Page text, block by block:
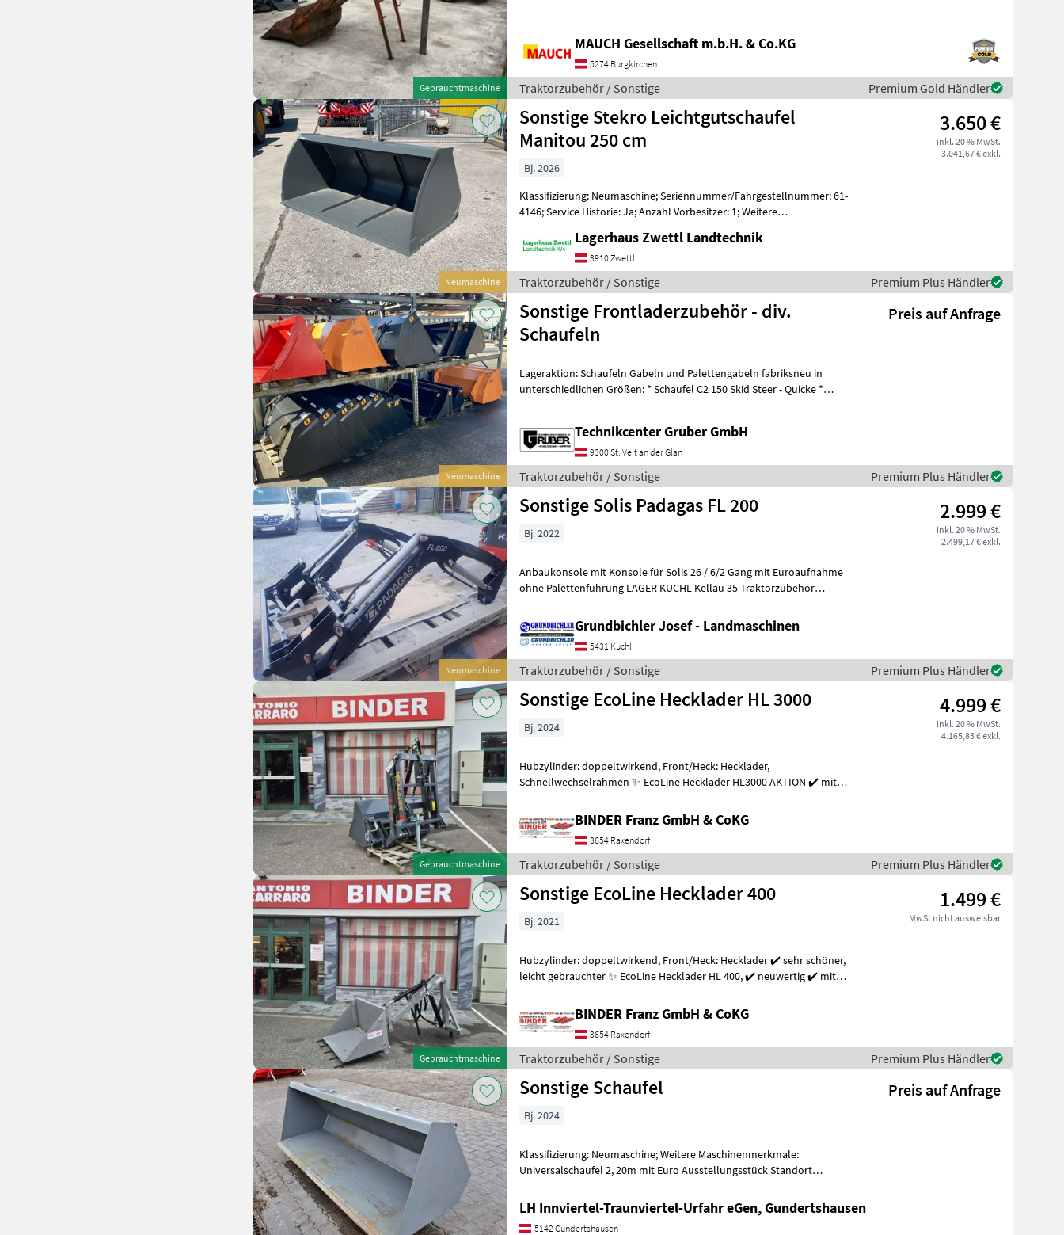
Gebrauchtmaschine
MAUCH Gesellschaft m.b.H. & Co.KG
5274 Burgkirchen
Traktorzubehör / Sonstige Premium Gold Händler
Neumaschine
Sonstige Stekro Leichtgutschaufel
Manitou 250 cm
3.650 €
inkl. 20 % MwSt.
3.041,67 € exkl.
Bj. 2026
Klassifizierung: Neumaschine; Seriennummer/Fahrgestellnummer: 61-
4146; Service Historie: Ja; Anzahl Vorbesitzer: 1; Weitere
Lagerhaus Zwettl Landtechnik
3910 Zwettl
Traktorzubehör / Sonstige Premium Plus Händler
Neumaschine
Sonstige Frontladerzubehör - div.
Schaufeln
Preis auf Anfrage
Lageraktion: Schaufeln Gabeln und Palettengabeln fabriksneu in
unterschiedlichen Größen: * Schaufel C2 150 Skid Steer - Quicke *
Technikcenter Gruber GmbH
9300 St. Veit an der Glan
Traktorzubehör / Sonstige Premium Plus Händler
Neumaschine
Sonstige Solis Padagas FL 200 2.999 €
inkl. 20 % MwSt.
2.499,17 € exkl.
Bj. 2022
Anbaukonsole mit Konsole für Solis 26 / 6/2 Gang mit Euroaufnahme
ohne Palettenführung LAGER KUCHL Kellau 35 Traktorzubehör
Grundbichler Josef - Landmaschinen
5431 Kuchl
Traktorzubehör / Sonstige Premium Plus Händler
Gebrauchtmaschine
Sonstige EcoLine Hecklader HL 3000 4.999 €
inkl. 20 % MwSt.
4.165,83 € exkl.
Bj. 2024
Hubzylinder: doppeltwirkend, Front/Heck: Hecklader,
Schnellwechselrahmen ✨ EcoLine Hecklader HL3000 AKTION ✔️ mit
BINDER Franz GmbH & CoKG
3654 Raxendorf
Traktorzubehör / Sonstige Premium Plus Händler
Gebrauchtmaschine
Sonstige EcoLine Hecklader 400 1.499 €
MwSt nicht ausweisbar
Bj. 2021
Hubzylinder: doppeltwirkend, Front/Heck: Hecklader ✔️ sehr schöner,
leicht gebrauchter ✨ EcoLine Hecklader HL 400, ✔️ neuwertig ✔️ mit
BINDER Franz GmbH & CoKG
3654 Raxendorf
Traktorzubehör / Sonstige Premium Plus Händler
Sonstige Schaufel Preis auf Anfrage
Bj. 2024
Klassifizierung: Neumaschine; Weitere Maschinenmerkmale:
Universalschaufel 2, 20m mit Euro Ausstellungsstück Standort
LH Innviertel-Traunviertel-Urfahr eGen, Gundertshausen
5142 Gundertshausen